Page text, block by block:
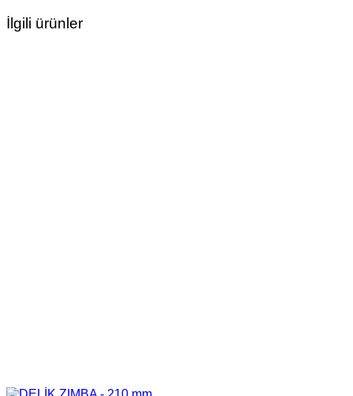
İlgili ürünler